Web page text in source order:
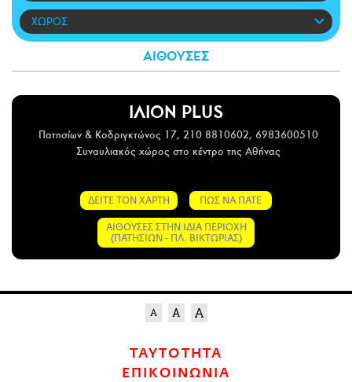
LIFOLAND
CITY GUIDE
ΧΩΡΟΣ
ΑΙΘΟΥΣΕΣ
ΙΛΙΟΝ PLUS
Πατησίων & Κοδριγκτώνος 17, 210 8810602, 6983600510
Συναυλιακός χώρος στο κέντρο της Αθήνας
ΔΕΙΤΕ ΤΟΝ ΧΑΡΤΗ ΠΩΣ ΝΑ ΠΑΤΕ
ΑΙΘΟΥΣΕΣ ΣΤΗΝ ΙΔΙΑ ΠΕΡΙΟΧΗ
(ΠΑΤΗΣΙΩΝ - ΠΛ. ΒΙΚΤΩΡΙΑΣ)
ΤΑΥΤΟΤΗΤΑ
ΕΠΙΚΟΙΝΩΝΙΑ